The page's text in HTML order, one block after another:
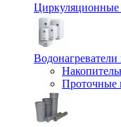
Циркуляционные
Проточные